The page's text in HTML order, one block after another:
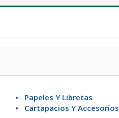
• Papeles Y Libretas
• Cartapacios Y Accesorios